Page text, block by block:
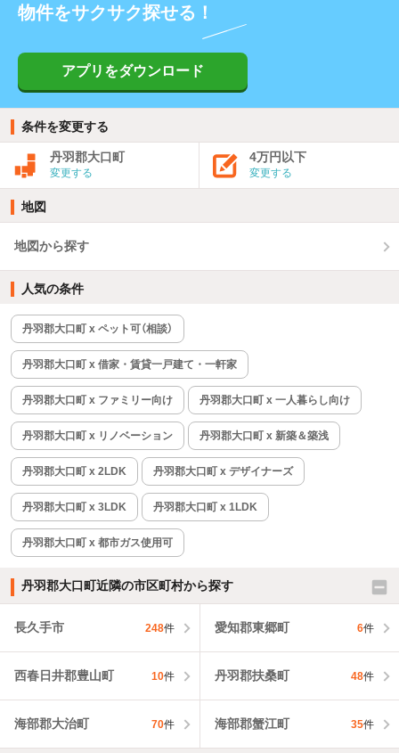
物件をサクサク探せる！
アプリをダウンロード
条件を変更する
丹羽郡大口町
変更する
4万円以下
変更する
地図
地図から探す
人気の条件
丹羽郡大口町 x ペット可（相談）
丹羽郡大口町 x 借家・賃貸一戸建て・一軒家
丹羽郡大口町 x ファミリー向け 丹羽郡大口町 x 一人暮らし向け
丹羽郡大口町 x リノベーション 丹羽郡大口町 x 新築＆築浅
丹羽郡大口町 x 2LDK 丹羽郡大口町 x デザイナーズ
丹羽郡大口町 x 3LDK 丹羽郡大口町 x 1LDK
丹羽郡大口町 x 都市ガス使用可
丹羽郡大口町近隣の市区町村から探す
長久手市 248件 愛知郡東郷町 6件
西春日井郡豊山町 10件 丹羽郡扶桑町 48件
海部郡大治町 70件 海部郡蟹江町 35件